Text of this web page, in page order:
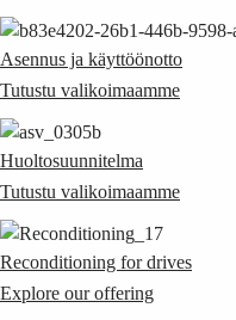
Asennus ja käyttöönotto
Tutustu valikoimaamme
Huoltosuunnitelma
Tutustu valikoimaamme
Reconditioning for drives
Explore our offering